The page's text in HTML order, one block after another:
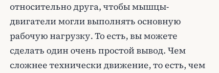
относительно друга, чтобы мышцы-
двигатели могли выполнять основную
рабочую нагрузку. То есть, вы можете
сделать один очень простой вывод. Чем
сложнее технически движение, то есть, чем